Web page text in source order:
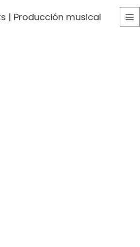
| Producción musical